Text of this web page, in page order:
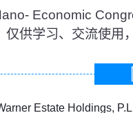
Economic
仅供学习、交流使用
Estate Holdings,